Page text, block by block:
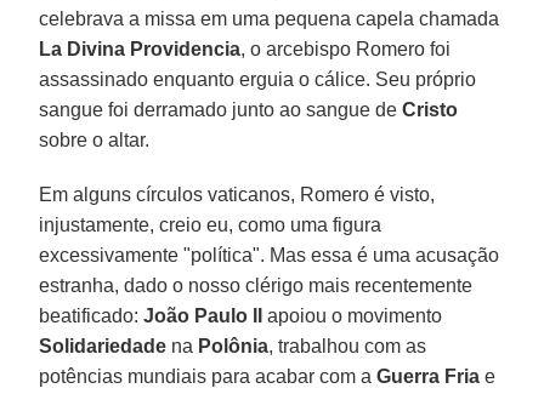
celebrava a missa em uma pequena capela chamada
La Divina Providencia, o arcebispo Romero foi
assassinado enquanto erguia o cálice. Seu próprio
sangue foi derramado junto ao sangue deCristo
sobre o altar.
Em alguns círculos vaticanos, Romero é visto,
injustamente, creio eu, como uma figura
excessivamente "política". Mas essa é uma acusação
estranha, dado o nosso clérigo mais recentemente
beatificado:João Paulo II
apoiou o movimento
Solidariedade na Polônia, trabalhou com as
potências mundiais para acabar com aGuerra Fria e